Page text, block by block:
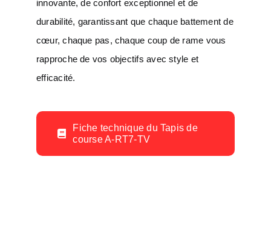
innovante, de confort exceptionnel et de
durabilité, garantissant que chaque battement de
cœur, chaque pas, chaque coup de rame vous
rapproche de vos objectifs avec style et
efficacité.
Fiche technique du Tapis de
course A-RT7-TV